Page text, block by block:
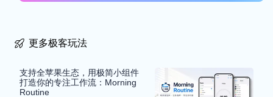
更多极客玩法
支持全苹果生态，用极简小组件
打造你的专注工作流：Morning
Routine